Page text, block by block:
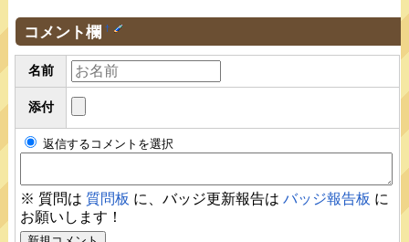
コメント欄 †
名前
添付
返信するコメントを選択
※ 質問は 質問板 に、バッジ更新報告はバッジ報告板 に
お願いします！